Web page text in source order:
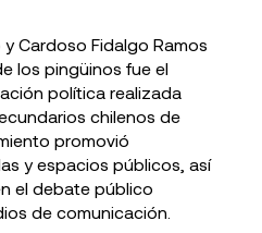
Cardoso Fidalgo Ramos
los pingüinos fue el
política realizada
chilenos de
promovió
y espacios públicos, así
el debate público
de comunicación.